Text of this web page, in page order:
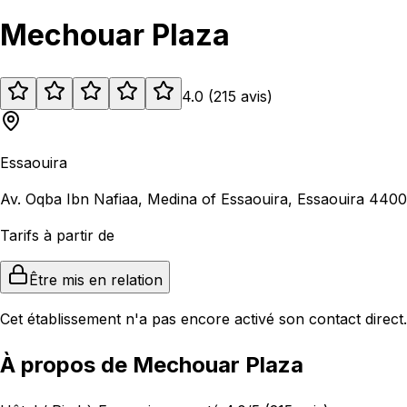
Mechouar Plaza
4.0 (215 avis)
Essaouira
Av. Oqba Ibn Nafiaa, Medina of Essaouira, Essaouira
Tarifs à partir de
Être mis en relation
Cet établissement n'a pas encore activé son contact direct.
À propos de Mechouar Plaza